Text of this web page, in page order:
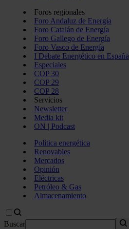
Foros regionales
Foro Andaluz de Energía
Foro Catalán de Energía
Foro Gallego de Energía
Foro Vasco de Energía
I Debate Energético en España
Especiales
COP 30
COP 29
COP 28
Servicios
Newsletter
Media kit
ON | Podcast
Política energética
Renovables
Mercados
Opinión
Eléctricas
Petróleo & Gas
Almacenamiento
Buscar